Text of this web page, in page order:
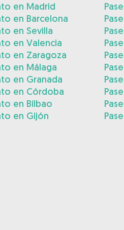
en Madrid
en Barcelona
en Sevilla
en Valencia
en Zaragoza
en Málaga
en Granada
en Córdoba
en Bilbao
en Gijón